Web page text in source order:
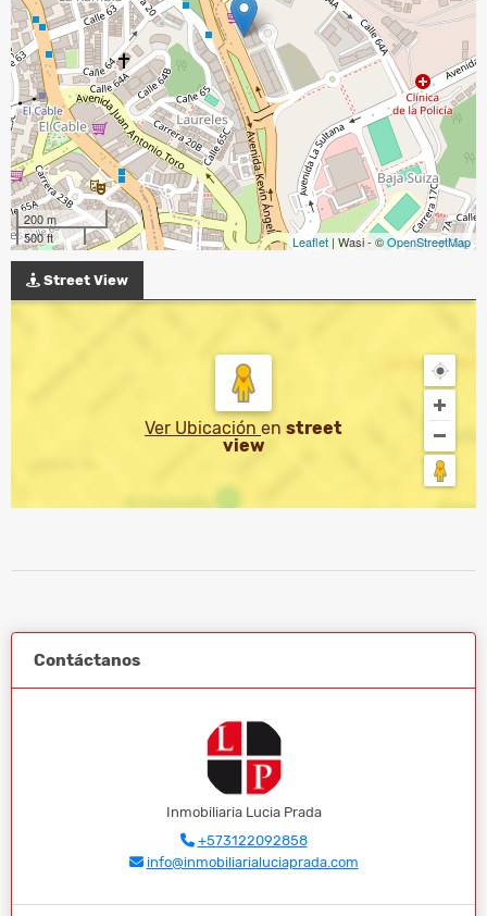
200 m
500 ft
Leaflet | Wasi - ©OpenStreetMap
Street View
Ver Ubicación en street
view
Contáctanos
Inmobiliaria Lucia Prada
+573122092858
info@inmobiliarialuciaprada.com